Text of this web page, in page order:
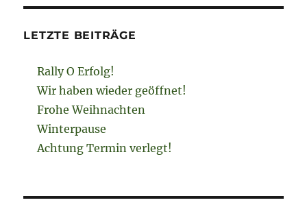
LETZTE BEITRÄGE
Rally O Erfolg!
Wir haben wieder geöffnet!
Frohe Weihnachten
Winterpause
Achtung Termin verlegt!